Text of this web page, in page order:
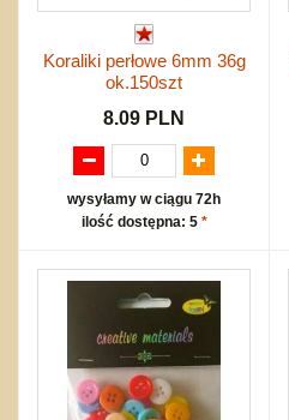
Koraliki perłowe 6mm 36g
ok.150szt
8.09 PLN
wysyłamy w ciągu 72h
ilość dostępna: 5 *